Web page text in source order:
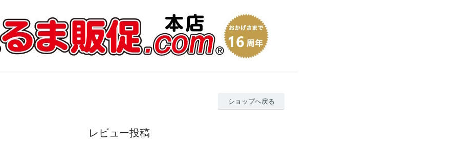
ショップへ戻る
レビュー投稿